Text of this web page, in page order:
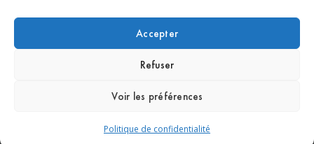
Accepter
Refuser
Voir les préférences
Politique de confidentialité
Réservez votre consultation gratuite dès maintenant !
© Prevention-Internet.fr - Réalisation
Politique de confidentialité